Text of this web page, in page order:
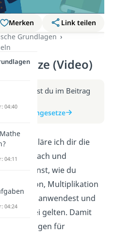
Merken
Link teilen
Grundlagen
(Video)
erhältst du im Beitrag
Rechengesetze
Video erkläre ich dir die
einfach und
Du lernst, wie du
Subtraktion, Multiplikation
richtig anwendest und
dabei gelten. Damit
Grundlagen für
04:40
04:11
04:24